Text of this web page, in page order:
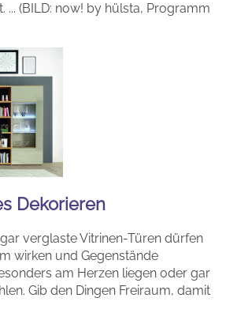
... (BILD: now! by hülsta, Programm
Dekorieren
verglaste Vitrinen-Türen dürfen
wirken und Gegenstände
am Herzen liegen oder gar
Gib den Dingen Freiraum, damit